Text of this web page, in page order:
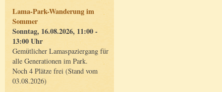
Lama-Park-Wanderung im
Sommer
Sonntag, 16.08.2026, 11:00 -
13:00 Uhr
Gemütlicher Lamaspaziergang für
alle Generationen im Park.
Noch 4 Plätze frei (Stand vom
03.08.2026)